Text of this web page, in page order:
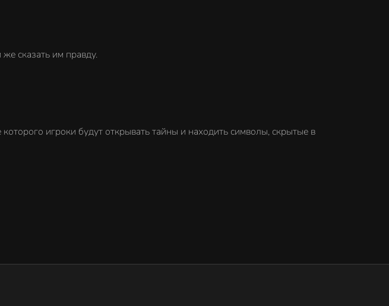
сказать им правду.
игроки будут открывать тайны и находить символы, скрытые в